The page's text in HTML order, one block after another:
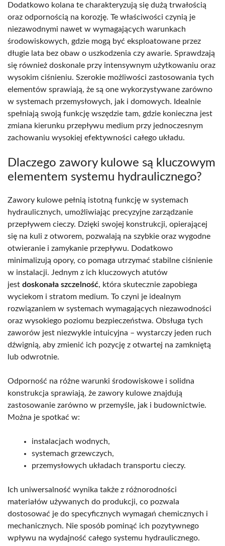
Dodatkowo kolana te charakteryzują się dużą trwałością
oraz odpornością na korozję. Te właściwości czynią je
niezawodnymi nawet w wymagających warunkach
środowiskowych, gdzie mogą być eksploatowane przez
długie lata bez obaw o uszkodzenia czy awarie. Sprawdzają
się również doskonale przy intensywnym użytkowaniu oraz
wysokim ciśnieniu. Szerokie możliwości zastosowania tych
elementów sprawiają, że są one wykorzystywane zarówno
w systemach przemysłowych, jak i domowych. Idealnie
spełniają swoją funkcję wszędzie tam, gdzie konieczna jest
zmiana kierunku przepływu medium przy jednoczesnym
zachowaniu wysokiej efektywności całego układu.
Dlaczego zawory kulowe są kluczowym
elementem systemu hydraulicznego?
Zawory kulowe pełnią istotną funkcję w systemach
hydraulicznych, umożliwiając precyzyjne zarządzanie
przepływem cieczy. Dzięki swojej konstrukcji, opierającej
się na kuli z otworem, pozwalają na szybkie oraz wygodne
otwieranie i zamykanie przepływu. Dodatkowo
minimalizują opory, co pomaga utrzymać stabilne ciśnienie
w instalacji. Jednym z ich kluczowych atutów
jest doskonała szczelność, która skutecznie zapobiega
wyciekom i stratom medium. To czyni je idealnym
rozwiązaniem w systemach wymagających niezawodności
oraz wysokiego poziomu bezpieczeństwa. Obsługa tych
zaworów jest niezwykle intuicyjna – wystarczy jeden ruch
dźwignią, aby zmienić ich pozycję z otwartej na zamkniętą
lub odwrotnie.
Odporność na różne warunki środowiskowe i solidna
konstrukcja sprawiają, że zawory kulowe znajdują
zastosowanie zarówno w przemyśle, jak i budownictwie.
Można je spotkać w:
instalacjach wodnych,
systemach grzewczych,
przemysłowych układach transportu cieczy.
Ich uniwersalność wynika także z różnorodności
materiałów używanych do produkcji, co pozwala
dostosować je do specyficznych wymagań chemicznych i
mechanicznych. Nie sposób pominąć ich pozytywnego
wpływu na wydajność całego systemu hydraulicznego.